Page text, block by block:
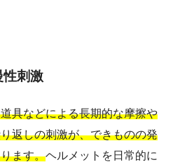
性刺激
具などによる長期的な摩擦や
返しの刺激が、できものの発
ます。ヘルメットを日常的に